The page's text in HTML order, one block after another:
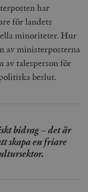
har
för landets
minoriteter. Hur
av ministerposterna
av talesperson för
beslut.
bidrag – det är
skapa en friare